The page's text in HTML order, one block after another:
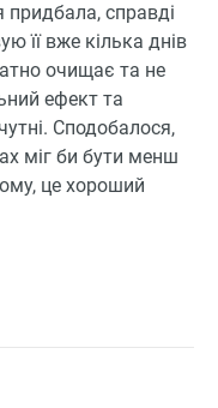
придбала, справді
її вже кілька днів
очищає та не
ефект та
Сподобалося,
міг би бути менш
це хороший